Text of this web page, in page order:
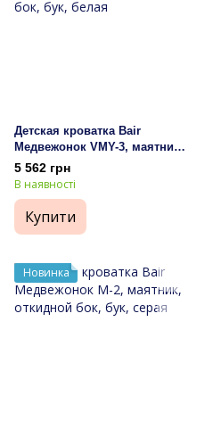
Детская кроватка Bair
Медвежонок VMY-3, маятник,
ящик, откидной бок, бук,
белая
5 562 грн
В наявності
Купити
Новинка